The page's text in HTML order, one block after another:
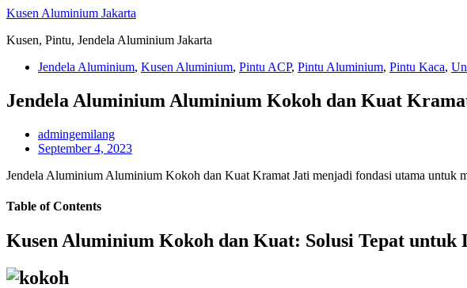
Skip
content
Kusen Aluminium Jakarta
Kusen, Pintu, Jendela Aluminium Jakarta
Jendela Aluminium, Kusen Aluminium, Pintu ACP, Pintu Aluminium, Pintu Kaca,
Jendela Aluminium Aluminium Kokoh dan Kuat
admingemilang
September 4, 2023
Jendela Aluminium Aluminium Kokoh dan Kuat Kramat Jati menjadi fondasi utama untuk
Table of Contents
Kusen Aluminium Kokoh dan Kuat: Solusi Tepat untuk